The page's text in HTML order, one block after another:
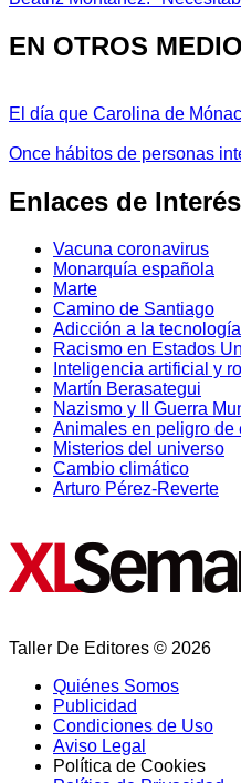
EN OTROS
El día que Carolina de
Once hábitos de personas
Enlaces de Interés
Vacuna coronavirus
Monarquía española
Marte
Camino de Santiago
Adicción a la tecnología
Racismo en Estados
Inteligencia artificial y
Martín Berasategui
Nazismo y II Guerra
Animales en peligro de
Misterios del universo
Cambio climático
Arturo Pérez-Reverte
Taller De Editores © 2026
Quiénes Somos
Publicidad
Condiciones de Uso
Aviso Legal
Política de Cookies